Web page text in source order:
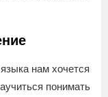
нам хочется
понимать